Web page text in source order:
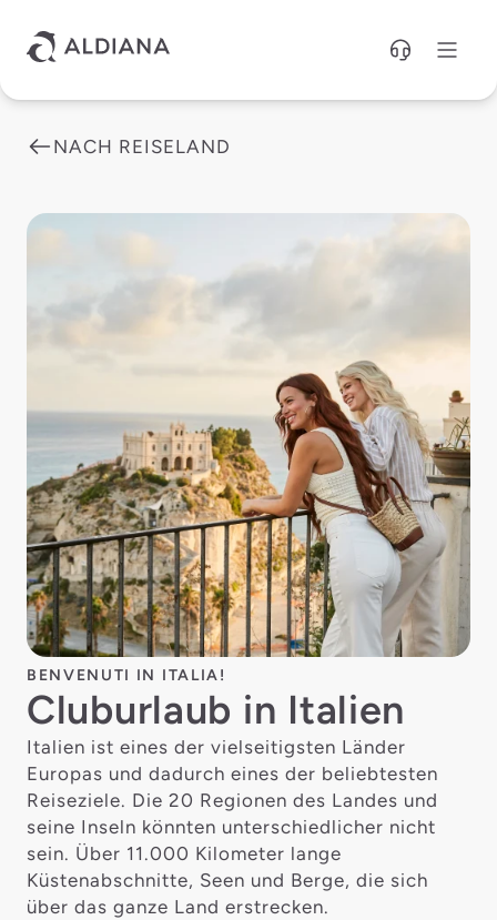
NACH REISELAND
BENVENUTI IN ITALIA!
Cluburlaub in Italien
Italien ist eines der vielseitigsten Länder
Europas und dadurch eines der beliebtesten
Reiseziele. Die 20 Regionen des Landes und
seine Inseln könnten unterschiedlicher nicht
sein. Über 11.000 Kilometer lange
Küstenabschnitte, Seen und Berge, die sich
über das ganze Land erstrecken.